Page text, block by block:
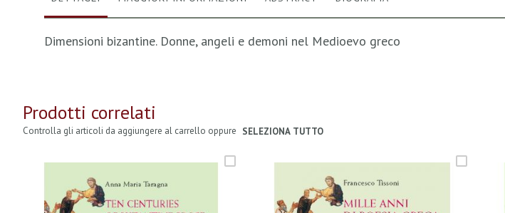
Dimensioni bizantine. Donne, angeli e demoni nel Medioevo greco
Prodotti correlati
Controlla gli articoli da aggiungere al carrello oppure SELEZIONA TUTTO